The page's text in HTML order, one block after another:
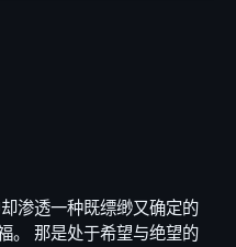
想着你，往前跑的孩子…
渗透一种既缥缈又确定的
。 那是处于希望与绝望的